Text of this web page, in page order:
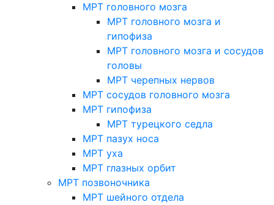
МРТ головного мозга
МРТ головного мозга и
гипофиза
МРТ головного мозга и сосудов
головы
МРТ черепных нервов
МРТ сосудов головного мозга
МРТ гипофиза
МРТ турецкого седла
МРТ пазух носа
МРТ уха
МРТ глазных орбит
МРТ позвоночника
МРТ шейного отдела